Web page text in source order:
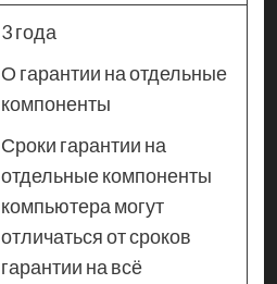
3 года
О гарантии на отдельные
компоненты
Сроки гарантии на
отдельные компоненты
компьютера могут
отличаться от сроков
гарантии на всё